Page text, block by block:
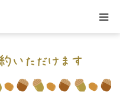
いただけます